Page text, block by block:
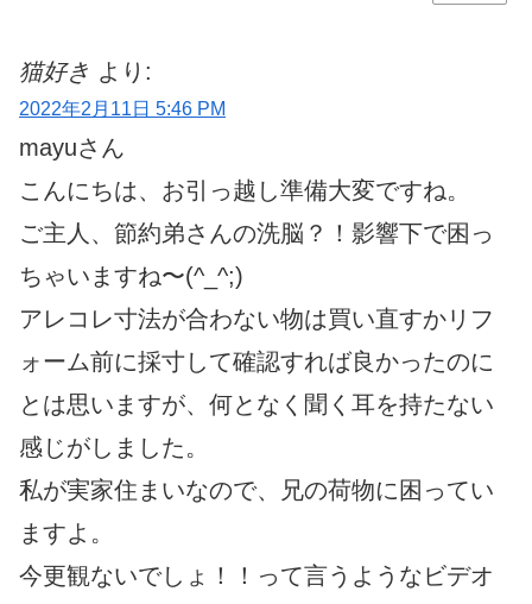
猫好き より:
2022年2月11日 5:46 PM
mayuさん
こんにちは、お引っ越し準備大変ですね。
ご主人、節約弟さんの洗脳？！影響下で困っ
ちゃいますね〜(^_^;)
アレコレ寸法が合わない物は買い直すかリフ
ォーム前に採寸して確認すれば良かったのに
とは思いますが、何となく聞く耳を持たない
感じがしました。
私が実家住まいなので、兄の荷物に困ってい
ますよ。
今更観ないでしょ！！って言うようなビデオ